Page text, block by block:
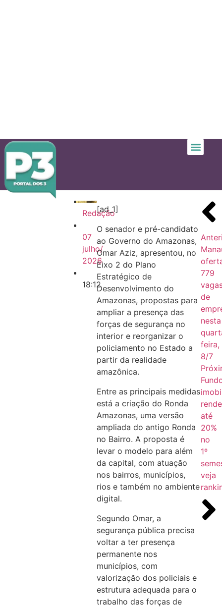
Redação
07
julho/
2026
18:12
[ad_1]
O senador e pré-candidato
ao Governo do Amazonas,
Omar Aziz, apresentou, no
Eixo 2 do Plano
Estratégico de
Desenvolvimento do
Amazonas, propostas para
ampliar a presença das
forças de segurança no
interior e reorganizar o
policiamento no Estado a
partir da realidade
amazônica.
Entre as principais medidas
está a criação do Ronda
Amazonas, uma versão
ampliada do antigo Ronda
no Bairro. A proposta é
levar o modelo para além
da capital, com atuação
nos bairros, municípios,
rios e também no ambiente
digital.
Segundo Omar, a
segurança pública precisa
voltar a ter presença
permanente nos
municípios, com
valorização dos policiais e
estrutura adequada para o
trabalho das forças de
779
de
nesta
feira,
8/7
até
20%
no
1º
veja